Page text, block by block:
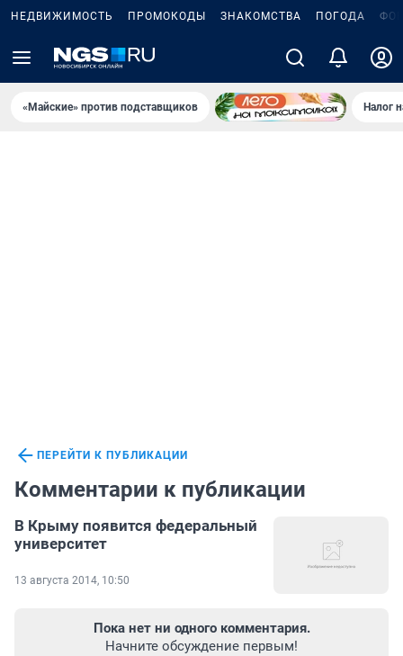
НЕДВИЖИМОСТЬ ПРОМОКОДЫ ЗНАКОМСТВА ПОГОДА
«Майские» против подставщиков Налог
ПЕРЕЙТИ К ПУБЛИКАЦИИ
Комментарии к публикации
В Крыму появится федеральный
университет
13 августа 2014, 10:50
Пока нет ни одного комментария.
Начните обсуждение первым!